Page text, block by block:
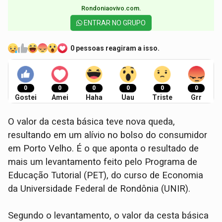
Rondoniaovivo.com.​
ENTRAR NO GRUPO
0 pessoas reagiram a isso.
0
Gostei
0
Amei
0
Haha
0
Uau
0
Triste
0
Grr
O valor da cesta básica teve nova queda,
resultando em um alívio no bolso do consumidor
em Porto Velho. É o que aponta o resultado de
mais um levantamento feito pelo Programa de
Educação Tutorial (PET), do curso de Economia
da Universidade Federal de Rondônia (UNIR).
Segundo o levantamento, o valor da cesta básica